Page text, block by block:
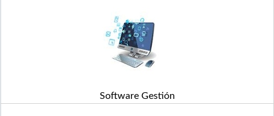
Software Gestión